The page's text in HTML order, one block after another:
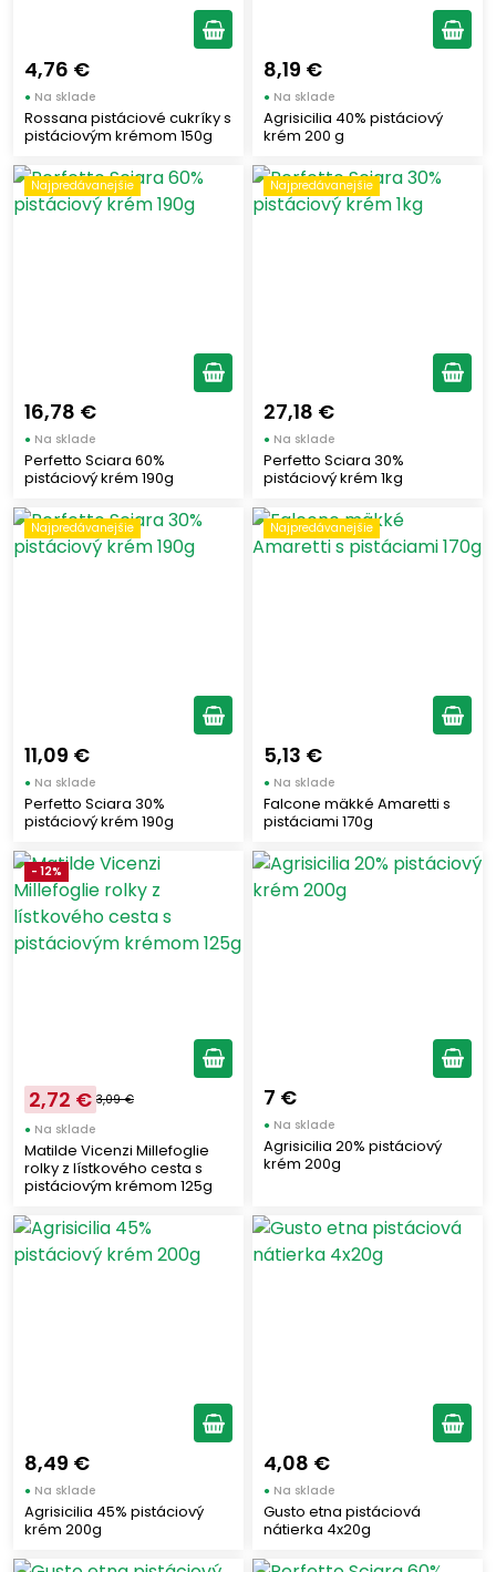
4,76 €
● Na sklade
Rossana pistáciové cukríky s
pistáciovým krémom 150g
8,19 €
● Na sklade
Agrisicilia 40% pistáciový
krém 200 g
Najpredávanejšie
16,78 €
● Na sklade
Perfetto Sciara 60%
pistáciový krém 190g
Najpredávanejšie
27,18 €
● Na sklade
Perfetto Sciara 30%
pistáciový krém 1kg
Najpredávanejšie
11,09 €
● Na sklade
Perfetto Sciara 30%
pistáciový krém 190g
Najpredávanejšie
5,13 €
● Na sklade
Falcone mäkké Amaretti s
pistáciami 170g
- 12%
2,72 € 3,09 €
● Na sklade
Matilde Vicenzi Millefoglie
rolky z lístkového cesta s
pistáciovým krémom 125g
7 €
● Na sklade
Agrisicilia 20% pistáciový
krém 200g
8,49 €
● Na sklade
Agrisicilia 45% pistáciový
krém 200g
4,08 €
● Na sklade
Gusto etna pistáciová
nátierka 4x20g